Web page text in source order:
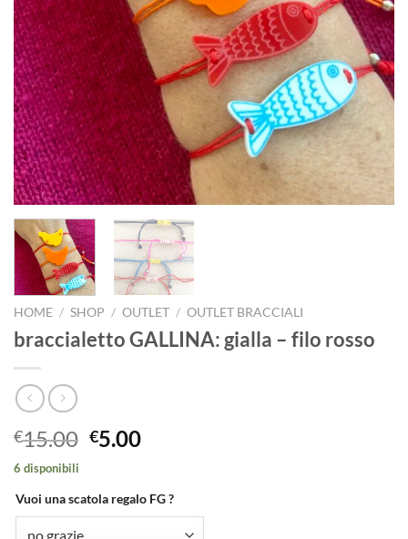
HOME / SHOP / OUTLET / OUTLET BRACCIALI
braccialetto GALLINA: gialla – filo rosso
€15.00 Il
era:
€15.00.
€5.00Il
è:
€5.00.
6 disponibili
Vuoi una scatola regalo FG ?